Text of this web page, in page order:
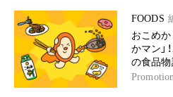
FOODS
おこめ
かマン」
の食品物